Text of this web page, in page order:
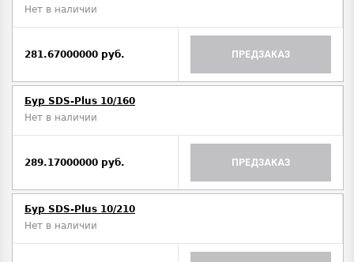
Нет в наличии
281.67000000 руб. ПРЕДЗАКАЗ
Бур SDS-Plus 10/160
Нет в наличии
289.17000000 руб. ПРЕДЗАКАЗ
Бур SDS-Plus 10/210
Нет в наличии